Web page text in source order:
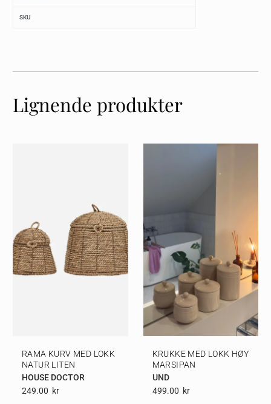
SKU
Lignende produkter
RAMA KURV MED LOKK
NATUR LITEN
HOUSE DOCTOR
249.00 Kr
KRUKKE MED LOKK HØY
MARSIPAN
UND
499.00 Kr